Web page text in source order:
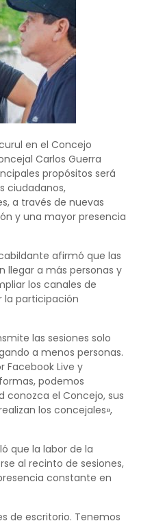
en el Concejo
Carlos Guerra
propósitos será
ciudadanos,
a través de nuevas
y una mayor presencia
afirmó que las
llegar a más personas y
los canales de
la participación
las sesiones solo
a menos personas.
Facebook Live y
podemos
conozca el Concejo, sus
los concejales»,
que la labor de la
al recinto de sesiones,
constante en
de escritorio. Tenemos